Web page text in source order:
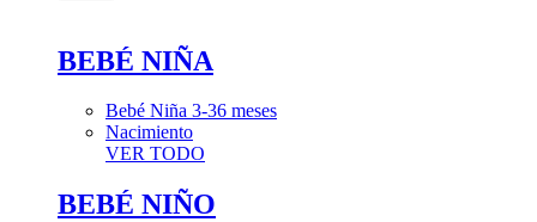
BEBÉ NIÑA
Bebé Niña 3-36 meses
Nacimiento
VER TODO
BEBÉ NIÑO